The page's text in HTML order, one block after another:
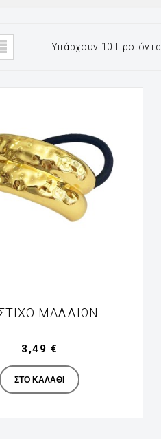
Υπάρχουν 10 Προϊόντα.
ΜΑΛΛΊΩΝ
Manufacturer
3,49 €
ΣΤΟ ΚΑΛΆΘΙ